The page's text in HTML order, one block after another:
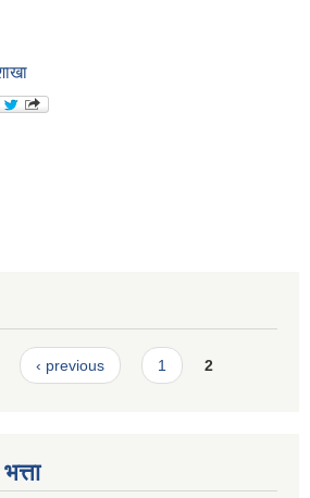
‹ previous 1 2